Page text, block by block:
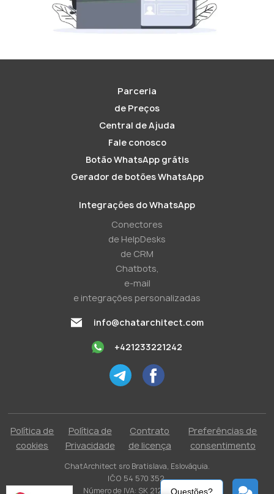
Parceria
de Preços
Central de Ajuda
Fale conosco
Botão WhatsApp grátis
Gerador de botões WhatsApp
Integrações do WhatsApp
Conectores
de HelpDesks
de CRM
Chatbots,
e-mail
e integrações personalizadas
info@chatarchitect.com
+421233221242
Política de
cookies
Política de
Privacidade
Contrato
de licença
Preferências de
consentimento
ChatArchitect sro Bratislava, Eslováquia.
IČO 54 570 352.
Número de IVA: SK 2121731304.Questões?